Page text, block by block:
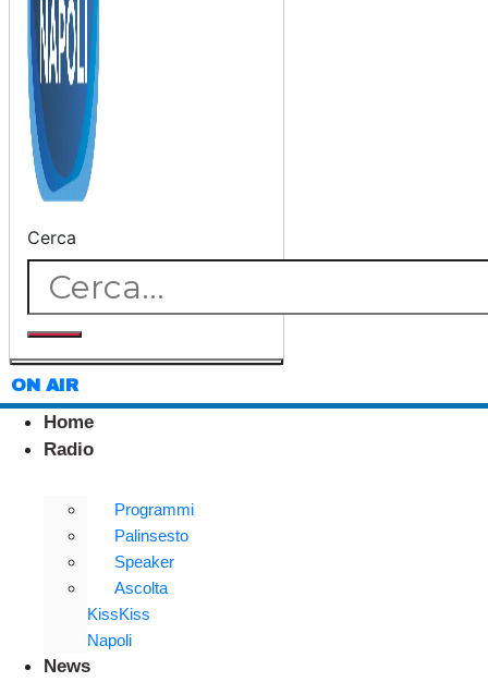
Cerca
ON AIR
Home
Radio
Programmi
Palinsesto
Speaker
Ascolta
KissKiss
Napoli
News